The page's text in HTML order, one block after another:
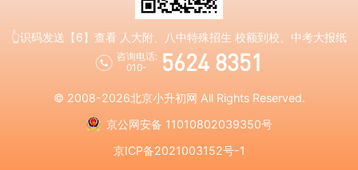
👆识码发送【6】查看 人大附、八中特殊招生 校额到校、中考大报纸
咨询电话:
010-
5624 8351
© 2008-2026北京小升初网 All Rights Reserved.
京公网安备 11010802039350号
京ICP备2021003152号-1